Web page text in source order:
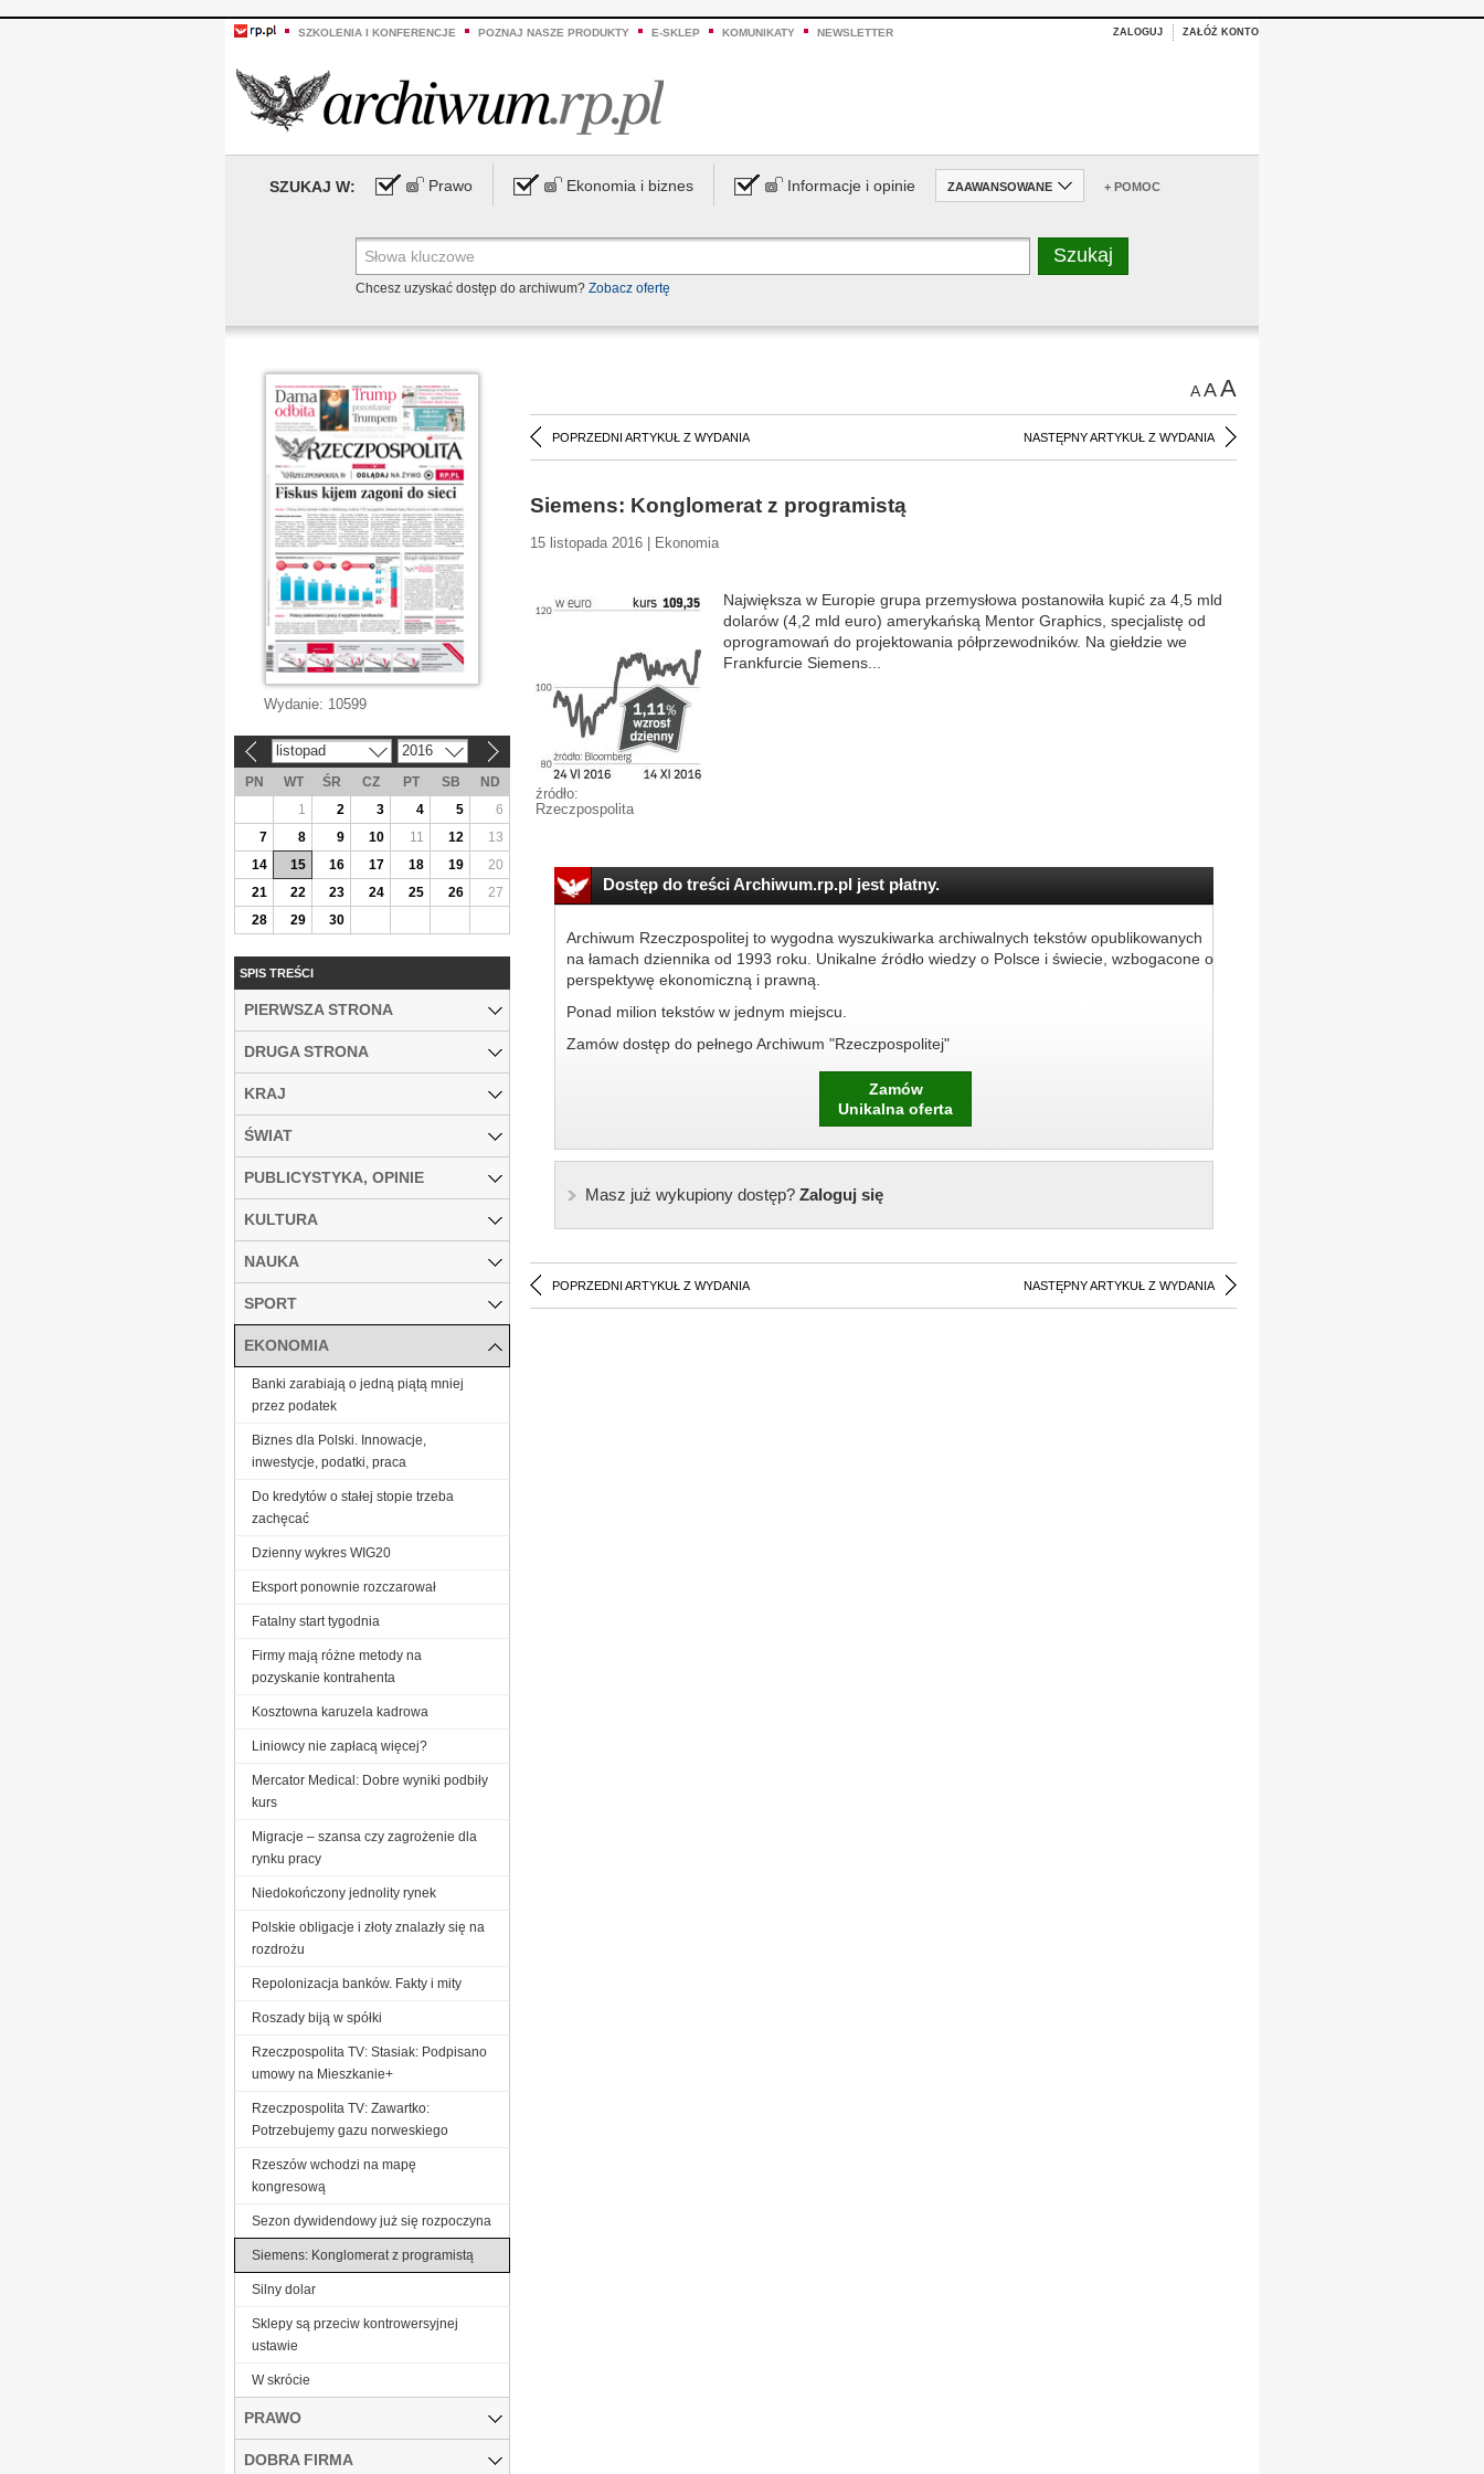
SZKOLENIA I KONFERENCJE POZNAJ NASZE PRODUKTY E-SKLEP KOMUNIKATY NEWSLETTER ZALOGUJ ZAŁÓŻ KONTO
SZUKAJ W: Prawo Ekonomia i biznes Informacje i opinie ZAAWANSOWANE + POMOC
Chcesz uzyskać dostęp do archiwum? Zobacz ofertę
AAA
POPRZEDNI ARTYKUŁ Z WYDANIA NASTĘPNY ARTYKUŁ Z WYDANIA
Siemens: Konglomerat z programistą
15 listopada 2016 | Ekonomia
źródło:
Rzeczpospolita
Największa w Europie grupa przemysłowa postanowiła kupić za 4,5 mld
dolarów (4,2 mld euro) amerykańską Mentor Graphics, specjalistę od
oprogramowań do projektowania półprzewodników. Na giełdzie we
Frankfurcie Siemens...
Dostęp do treści Archiwum.rp.pl jest płatny.
Archiwum Rzeczpospolitej to wygodna wyszukiwarka archiwalnych tekstów opublikowanych
na łamach dziennika od 1993 roku. Unikalne źródło wiedzy o Polsce i świecie, wzbogacone o
perspektywę ekonomiczną i prawną.
Ponad milion tekstów w jednym miejscu.
Zamów dostęp do pełnego Archiwum "Rzeczpospolitej"
Zamów
Unikalna oferta
Masz już wykupiony dostęp?Zaloguj się
POPRZEDNI ARTYKUŁ Z WYDANIA NASTĘPNY ARTYKUŁ Z WYDANIA
Wydanie: 10599
listopad 2016
PN WT ŚR CZ PT SB
ND
1
2 3 4 5
6
7
8 9 10 11 12
13
14
15 16 17 18 19
20
21
22 23 24 25 26
27
28
29 30
SPIS TREŚCI
PIERWSZA STRONA
DRUGA STRONA
KRAJ
ŚWIAT
PUBLICYSTYKA, OPINIE
KULTURA
NAUKA
SPORT
EKONOMIA
Banki zarabiają o jedną piątą mniej
przez podatek
Biznes dla Polski. Innowacje,
inwestycje, podatki, praca
Do kredytów o stałej stopie trzeba
zachęcać
Dzienny wykres WIG20
Eksport ponownie rozczarował
Fatalny start tygodnia
Firmy mają różne metody na
pozyskanie kontrahenta
Kosztowna karuzela kadrowa
Liniowcy nie zapłacą więcej?
Mercator Medical: Dobre wyniki podbiły
kurs
Migracje – szansa czy zagrożenie dla
rynku pracy
Niedokończony jednolity rynek
Polskie obligacje i złoty znalazły się na
rozdrożu
Repolonizacja banków. Fakty i mity
Roszady biją w spółki
Rzeczpospolita TV: Stasiak: Podpisano
umowy na Mieszkanie+
Rzeczpospolita TV: Zawartko:
Potrzebujemy gazu norweskiego
Rzeszów wchodzi na mapę
kongresową
Sezon dywidendowy już się rozpoczyna
Siemens: Konglomerat z programistą
Silny dolar
Sklepy są przeciw kontrowersyjnej
ustawie
W skrócie
PRAWO
DOBRA FIRMA